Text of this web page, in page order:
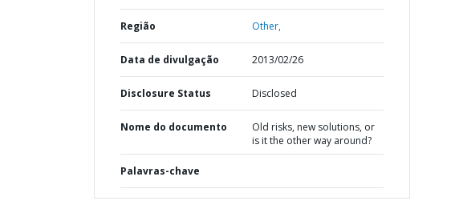
Região Other,
Data de divulgação 2013/02/26
Disclosure Status Disclosed
Nome do documento
Old risks, new solutions, or
is it the other way around?
Palavras-chave